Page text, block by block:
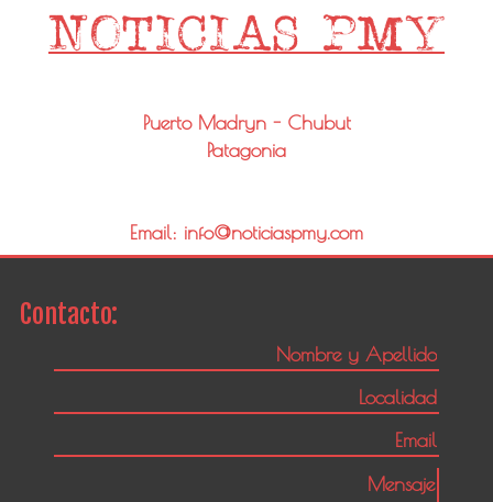
Puerto Madryn - Chubut
Patagonia
Email: info@noticiaspmy.com
Contacto: